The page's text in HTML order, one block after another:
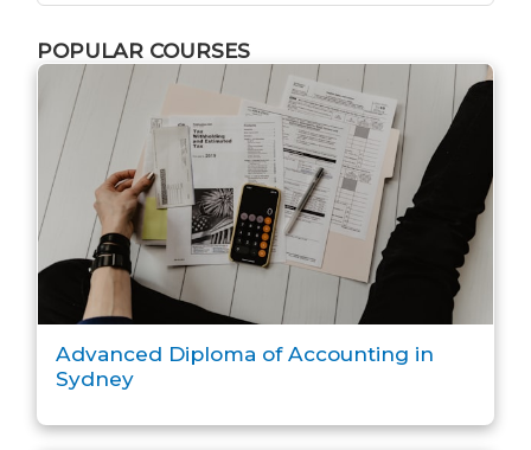
POPULAR COURSES
Advanced Diploma of Accounting in
Sydney